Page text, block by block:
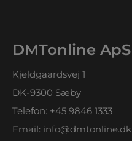
DMTonline ApS
Kjeldgaardsvej 1
DK-9300 Sæby
Telefon: +45 9846 1333
Email: info@dmtonline.dk